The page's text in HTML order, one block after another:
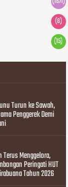
(8)
(15)
Turun ke Sawah,
Penggerek Demi
Menggelora,
Peringati HUT
Tahun 2026